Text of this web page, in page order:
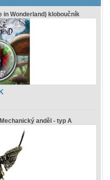
Wonderland) kloboučník
anděl - typ A